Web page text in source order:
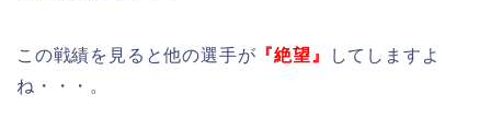
この戦績を見ると他の選手が 『絶望』
してしますよ
ね・・・。